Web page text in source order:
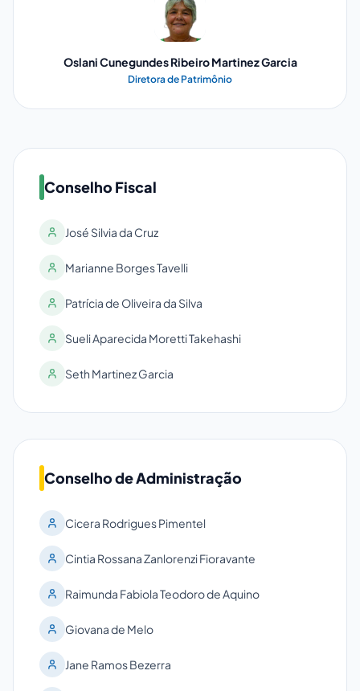
Oslani Cunegundes Ribeiro Martinez Garcia
Diretora de Patrimônio
Conselho Fiscal
José Silvia da Cruz
Marianne Borges Tavelli
Patrícia de Oliveira da Silva
Sueli Aparecida Moretti Takehashi
Seth Martinez Garcia
Conselho de Administração
Cicera Rodrigues Pimentel
Cintia Rossana Zanlorenzi Fioravante
Raimunda Fabiola Teodoro de Aquino
Giovana de Melo
Jane Ramos Bezerra